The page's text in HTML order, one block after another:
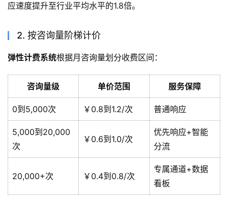
应速度提升至行业平均水平的1.8倍。
2. 按咨询量阶梯计价
弹性计费系统根据月咨询量划分收费区间：
咨询量级 单价范围 服务保障
0到5,000次 ￥0.8到1.2/次 普通响应
5,000到20,000
次
￥0.6到1.0/次
优先响应+智能
分流
20,000+次 ￥0.4到0.8/次
专属通道+数据
看板